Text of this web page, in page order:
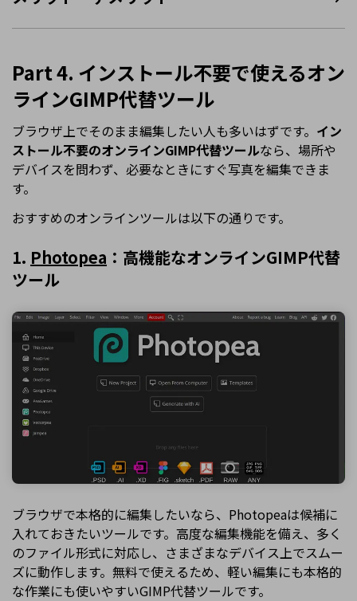
Part 4. インストール不要で使えるオン
ラインGIMP代替ツール
ブラウザ上でそのまま編集したい人も多いはずです。 イン
ストール不要のオンラインGIMP代替ツールなら、場所や
デバイスを問わず、必要なときにすぐ写真を編集できま
す。
おすすめのオンラインツールは以下の通りです。
1. Photopea ：高機能なオンラインGIMP代替
ツール
ブラウザで本格的に編集したいなら、Photopeaは候補に
入れておきたいツールです。高度な編集機能を備え、多く
のファイル形式に対応し、さまざまなデバイス上でスムー
ズに動作します。無料で使えるため、軽い編集にも本格的
な作業にも使いやすいGIMP代替ツールです。